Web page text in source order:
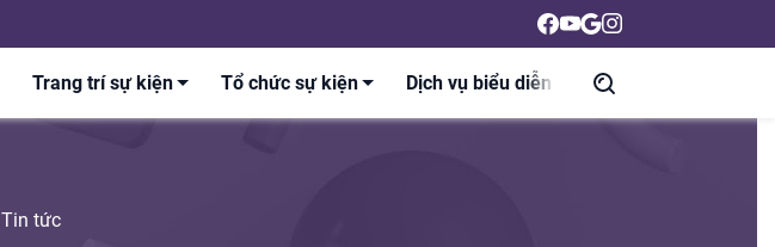
Trang trí sự kiện Tổ chức sự kiện Dịch vụ biểu diễn Liên hệ
Tin tức